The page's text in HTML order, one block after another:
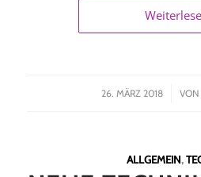
26. MÄRZ 2018
/ VON
ALLGEMEIN,